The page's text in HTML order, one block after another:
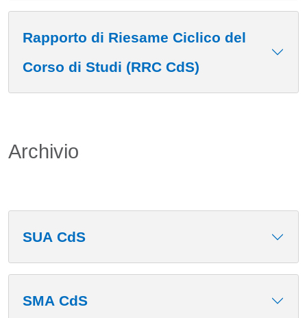
Rapporto di Riesame Ciclico del
Corso di Studi (RRC CdS)
Archivio
SUA CdS
SMA CdS